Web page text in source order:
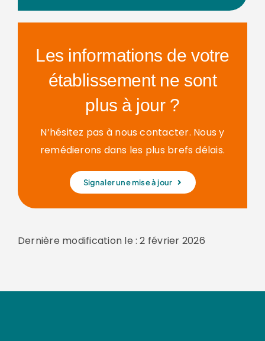
Les informations de votre
établissement ne sont
plus à jour ?
N’hésitez pas à nous contacter. Nous y
remédierons dans les plus brefs délais.
Signaler une mise à jour
Dernière modification le : 2 février 2026